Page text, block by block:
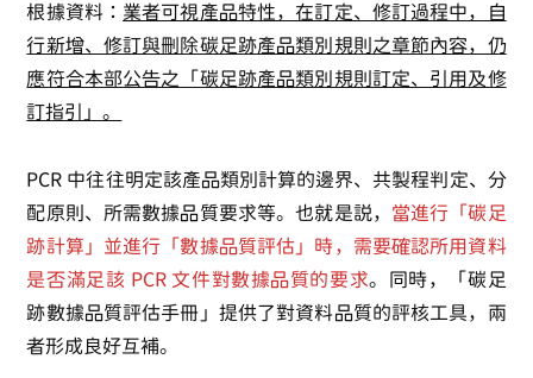
根據資料： 業者可視產品特性，在訂定、修訂過程中，自
行新增、修訂與刪除碳足跡產品類別規則之章節內容，仍
應符合本部公告之「碳足跡產品類別規則訂定、引用及修
訂指引」。
PCR 中往往明定該產品類別計算的邊界、共製程判定、分
配原則、所需數據品質要求等。也就是說， 當進行「碳足
跡計算」並進行「數據品質評估」時，需要確認所用資料
是否滿足該 PCR 文件對數據品質的要求。同時，「碳足
跡數據品質評估手冊」提供了對資料品質的評核工具，兩
者形成良好互補。